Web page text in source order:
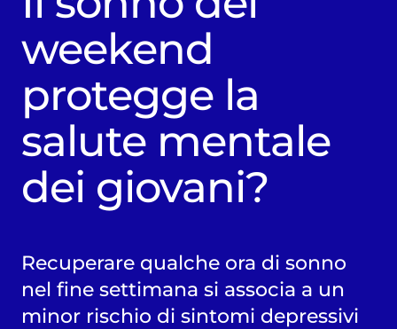
weekend
protegge la
salute mentale
dei giovani?
Recuperare qualche ora di sonno
nel fine settimana si associa a un
minor rischio di sintomi depressivi